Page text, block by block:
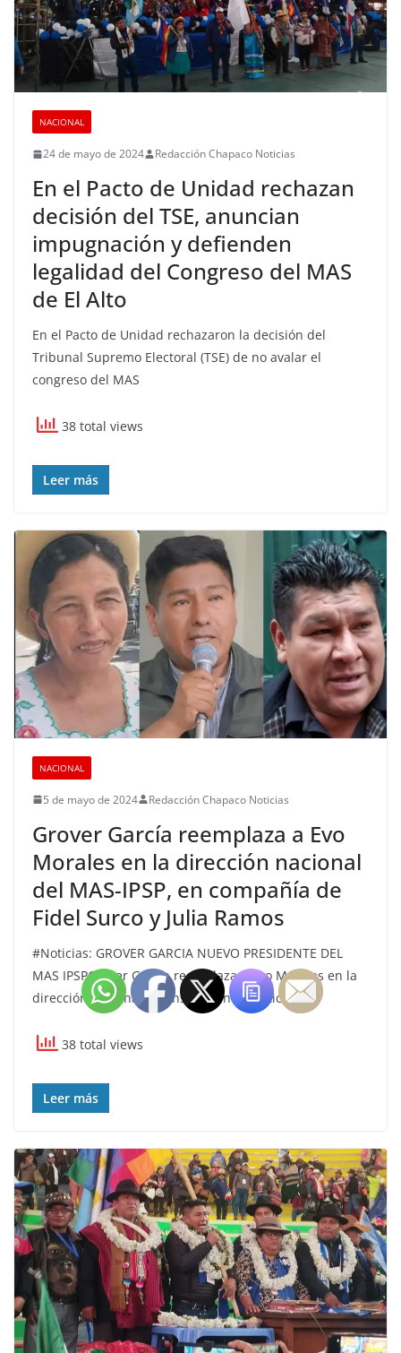
NACIONAL
24 de mayo de 2024 Redacción Chapaco Noticias
En el Pacto de Unidad rechazan
decisión del TSE, anuncian
impugnación y defienden
legalidad del Congreso del MAS
de El Alto
En el Pacto de Unidad rechazaron la decisión del
Tribunal Supremo Electoral (TSE) de no avalar el
congreso del MAS
38 total views
Leer más
NACIONAL
5 de mayo de 2024 Redacción Chapaco Noticias
Grover García reemplaza a Evo
Morales en la dirección nacional
del MAS-IPSP, en compañía de
Fidel Surco y Julia Ramos
#Noticias: GROVER GARCIA NUEVO PRESIDENTE DEL
MAS IPSPGrover García reemplaza a Evo Morales en la
dirección nacional del Instrumento Político,
38 total views
Leer más